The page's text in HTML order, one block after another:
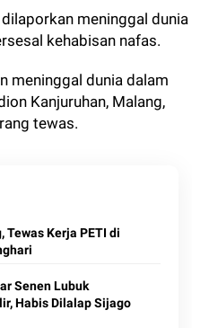
meninggal dunia
kehabisan nafas.
meninggal dunia dalam
Kanjuruhan, Malang,
tewas.
Tewas Kerja PETI di
Senen Lubuk
Habis Dilalap Sijago